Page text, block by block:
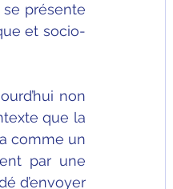
présente
et socio-
non
que la
comme un
par une
d’envoyer